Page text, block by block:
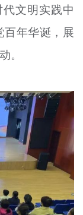
文明实践中
百年华诞，展
。